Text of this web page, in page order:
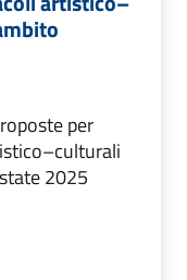
per
2025